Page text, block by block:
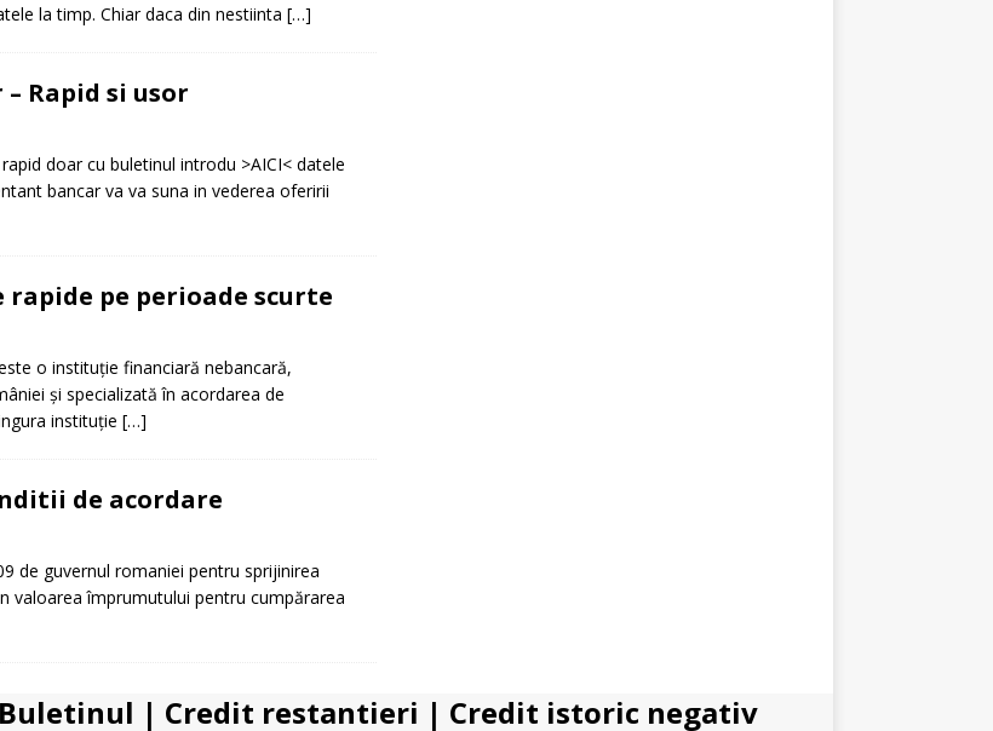
la timp. Chiar daca din nestiinta […]
Rapid si usor
doar cu buletinul introdu >AICI< datele
bancar va va suna in vederea oferirii
pe perioade scurte
o instituţie financiară nebancară,
și specializată în acordarea de
instituție […]
de acordare
de guvernul romaniei pentru sprijinirea
valoarea împrumutului pentru cumpărarea
| Credit restantieri | Credit istoric negativ